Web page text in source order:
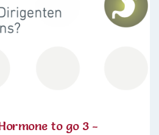
to go 3 -